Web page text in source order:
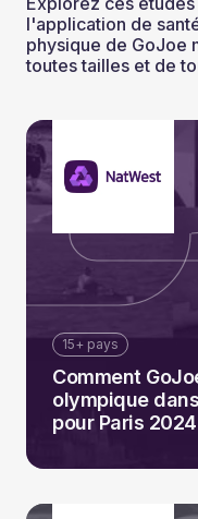
l'application de
physique de GoJoe
toutes tailles et de
15+ pays
Comment
olympique
pour Paris 2024